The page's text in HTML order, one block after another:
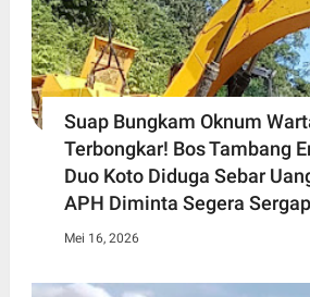
Suap Bungkam Oknum
Terbongkar! Bos Tambang
Duo Koto Diduga Sebar
APH Diminta Segera
Mei 16, 2026